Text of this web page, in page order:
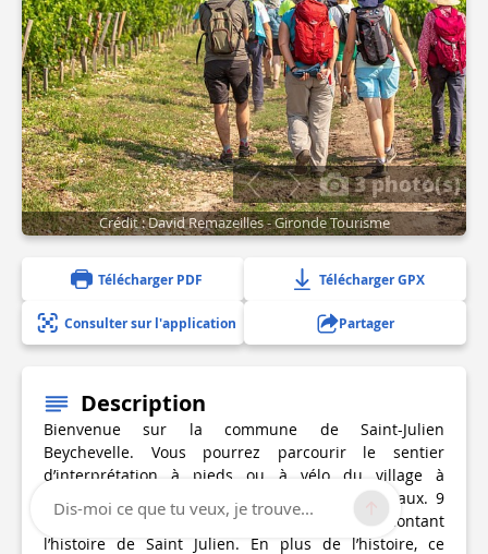
3 photo(s)
Crédit : David Remazeilles - Gironde Tourisme
Télécharger PDF Télécharger GPX
Consulter sur l'application Partager
Description
Bienvenue sur la commune de Saint-Julien
Beychevelle. Vous pourrez parcourir le sentier
d’interprétation à pieds ou à vélo du village à
l’estuaire, de l’estuaire à la vigne et aux châteaux. 9
bornes jalonnent le parcours en vous racontant
l’histoire de Saint Julien. En plus de l’histoire, ce
Dis-moi ce que tu veux, je trouve...